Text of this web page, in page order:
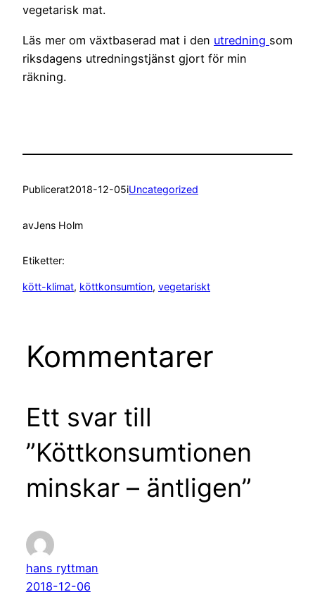
vegetarisk mat.
Läs mer om växtbaserad mat i den utredning som
riksdagens utredningstjänst gjort för min
räkning.
Publicerat2018-12-05iUncategorized
avJens Holm
Etiketter:
kött-klimat, köttkonsumtion, vegetariskt
Kommentarer
Ett svar till
”Köttkonsumtionen
minskar – äntligen”
hans ryttman
2018-12-06